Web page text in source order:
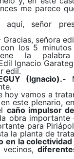
me parece
aquí, señor
Gracias, señora
con los 5
la
Ignacio
edil.
(Ignacio).-
hoy vamos a
este plenario,
caño impulsor
obra importante
para
la planta de
en la